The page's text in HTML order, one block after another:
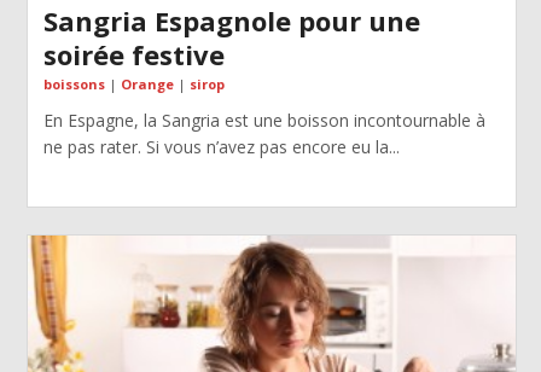
Sangria Espagnole pour une
soirée festive
boissons| Orange| sirop
En Espagne, la Sangria est une boisson incontournable à
ne pas rater. Si vous n’avez pas encore eu la...